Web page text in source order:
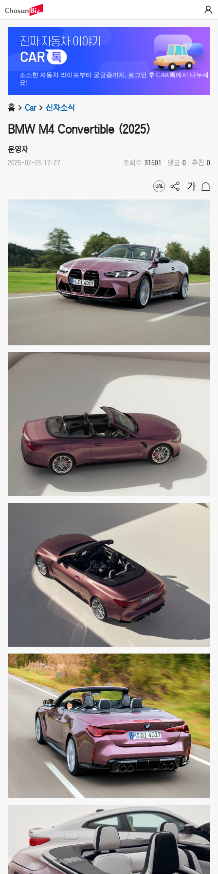
소소한 자동차 라이프부터 궁금증까지, 로그인 후 CAR톡에서 나누세
요!
홈 Car 신차소식
BMW M4 Convertible (2025)
운영자
2025-02-25 17:27 조회수 31501 댓글 0 추천 0